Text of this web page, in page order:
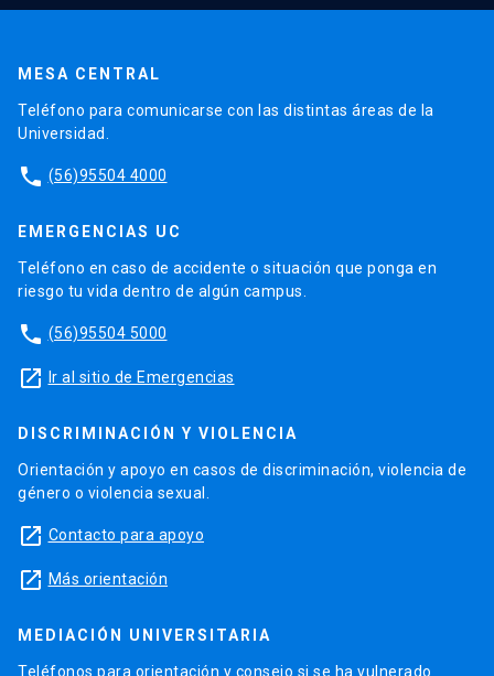
MESA CENTRAL
Teléfono para comunicarse con las distintas áreas de la
Universidad.
phone (56)95504 4000
EMERGENCIAS UC
Teléfono en caso de accidente o situación que ponga en
riesgo tu vida dentro de algún campus.
phone (56)95504 5000
launch Ir al sitio de Emergencias
DISCRIMINACIÓN Y VIOLENCIA
Orientación y apoyo en casos de discriminación, violencia de
género o violencia sexual.
launch Contacto para apoyo
launch Más orientación
MEDIACIÓN UNIVERSITARIA
Teléfonos para orientación y consejo si se ha vulnerado